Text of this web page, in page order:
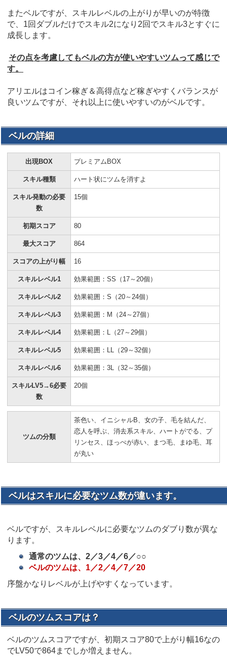
またベルですが、スキルレベルの上がりが早いのが特徴
で、1回ダブルだけでスキル2になり2回でスキル3とすぐに
成長します。
その点を考慮してもベルの方が使いやすいツムって感じで
す。
アリエルはコイン稼ぎ＆高得点など稼ぎやすくバランスが
良いツムですが、それ以上に使いやすいのがベルです。
ベルの詳細
出現BOX プレミアムBOX
スキル種類 ハート状にツムを消すよ
スキル発動の必要
数
15個
初期スコア 80
最大スコア 864
スコアの上がり幅 16
スキルレベル1 効果範囲：SS（17～20個）
スキルレベル2 効果範囲：S（20～24個）
スキルレベル3 効果範囲：M（24～27個）
スキルレベル4 効果範囲：L（27～29個）
スキルレベル5 効果範囲：LL（29～32個）
スキルレベル6 効果範囲：3L（32～35個）
スキルLV5→6必要
数
20個
ツムの分類
茶色い、イニシャルB、女の子、毛を結んだ、
恋人を呼ぶ、消去系スキル、ハートがでる、プ
リンセス、ほっぺが赤い、まつ毛、まゆ毛、耳
が丸い
ベルはスキルに必要なツム数が違います。
ベルですが、スキルレベルに必要なツムのダブり数が異な
ります。
通常のツムは、2／3／4／6／○○
ベルのツムは、1／2／4／7／20
序盤かなりレベルが上げやすくなっています。
ベルのツムスコアは？
ベルのツムスコアですが、初期スコア80で上がり幅16なの
でLV50で864までしか増えません。